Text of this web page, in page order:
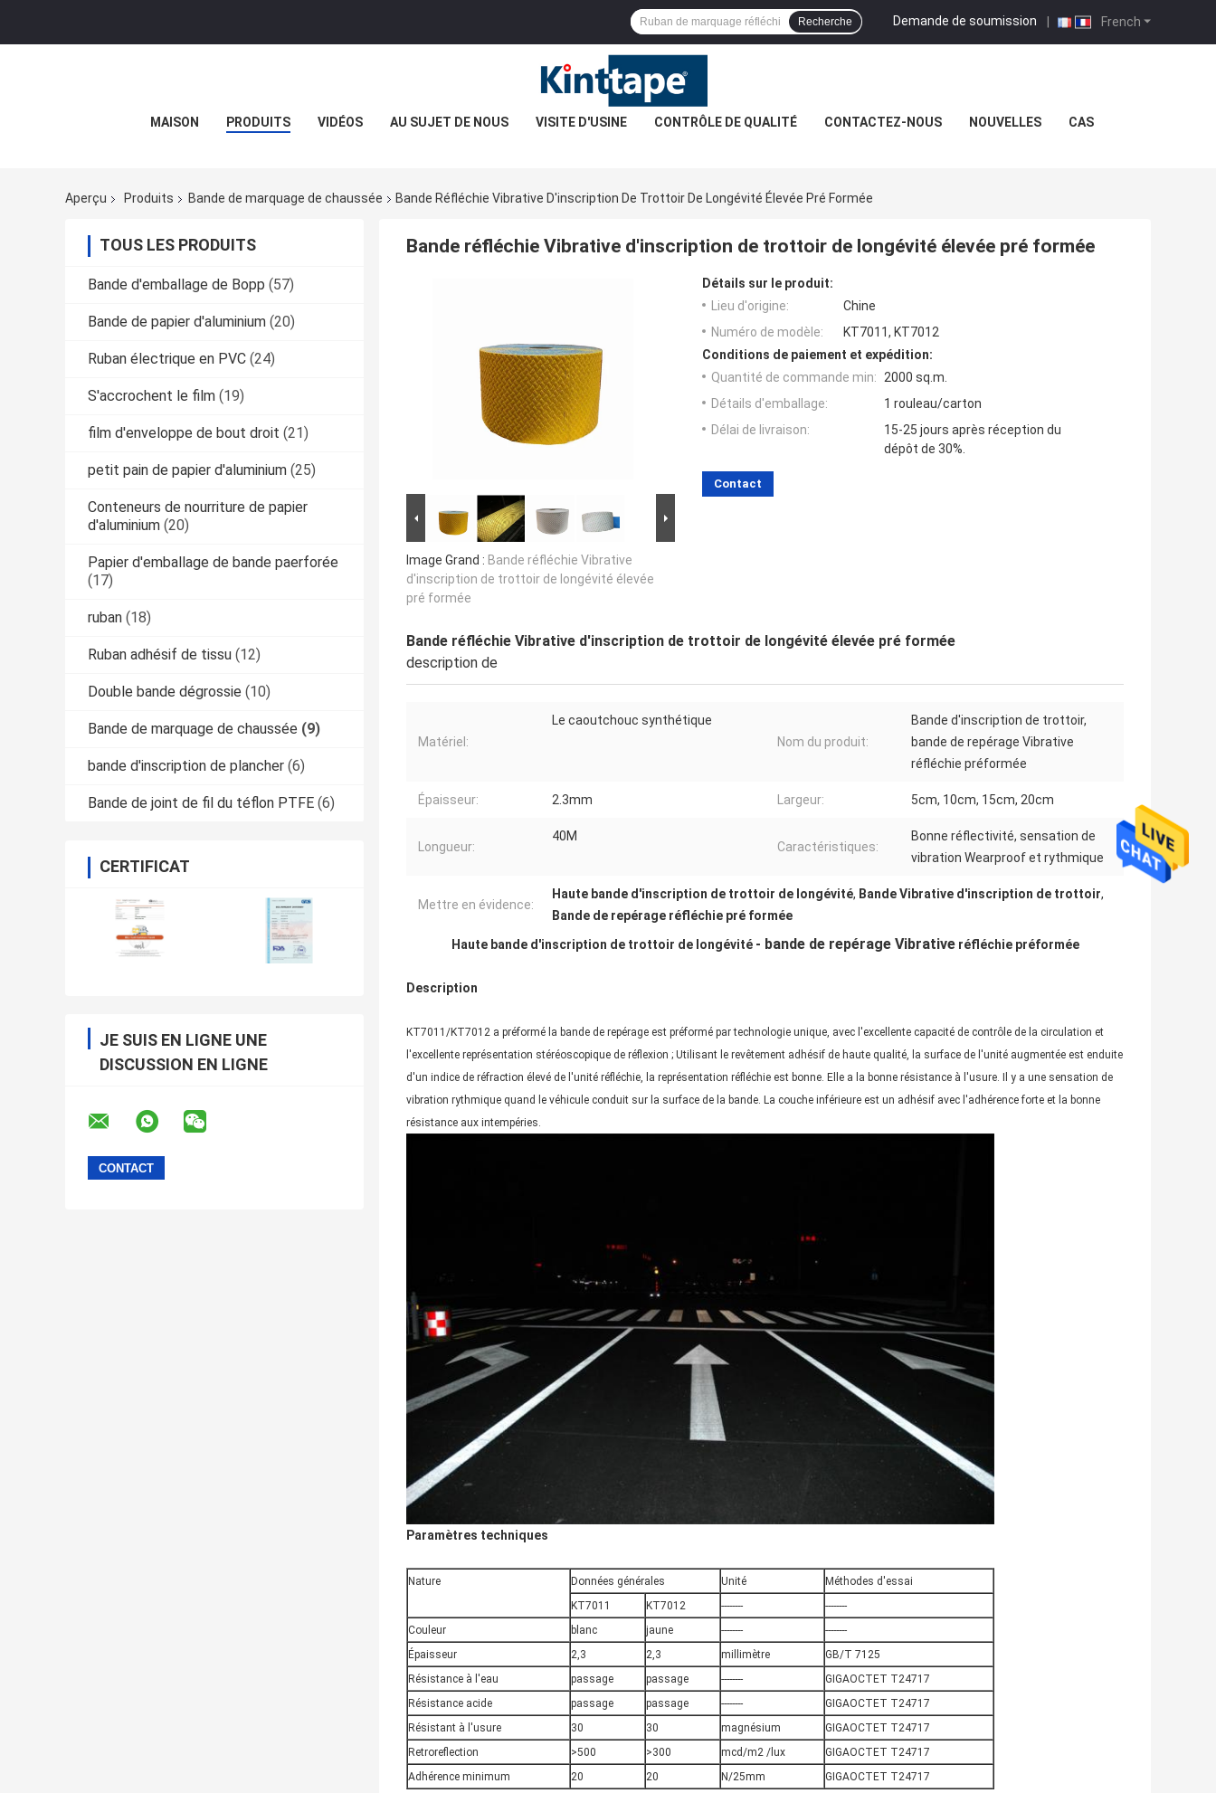
French
Demande de soumission |
Recherche
MAISON PRODUITS VIDÉOS AU SUJET DE NOUS VISITE D'USINE CONTRÔLE DE QUALITÉ CONTACTEZ-NOUS NOUVELLES CAS
Aperçu Produits Bande de marquage de chaussée Bande Réfléchie Vibrative D'inscription De Trottoir De Longévité Élevée Pré Formée
TOUS LES PRODUITS
Bande d'emballage de Bopp (57)
Bande de papier d'aluminium (20)
Ruban électrique en PVC (24)
S'accrochent le film (19)
film d'enveloppe de bout droit (21)
petit pain de papier d'aluminium (25)
Conteneurs de nourriture de papier
d'aluminium (20)
Papier d'emballage de bande paerforée
(17)
ruban (18)
Ruban adhésif de tissu (12)
Double bande dégrossie (10)
Bande de marquage de chaussée (9)
bande d'inscription de plancher (6)
Bande de joint de fil du téflon PTFE (6)
CERTIFICAT
JE SUIS EN LIGNE UNE
DISCUSSION EN LIGNE
Bande réfléchie Vibrative d'inscription de trottoir de longévité élevée pré formée
Image Grand : Bande réfléchie Vibrative
d'inscription de trottoir de longévité élevée
pré formée
Détails sur le produit:
Lieu d'origine:
Chine
Numéro de modèle:
KT7011, KT7012
Conditions de paiement et expédition:
Quantité de commande min: 2000 sq.m.
Détails d'emballage:
1 rouleau/carton
Délai de livraison:
15-25 jours après réception du
dépôt de 30%.
Contact
Bande réfléchie Vibrative d'inscription de trottoir de longévité élevée pré formée
description de
Matériel:
Le caoutchouc synthétique
Nom du produit:
Bande d'inscription de trottoir,
bande de repérage Vibrative
réfléchie préformée
Épaisseur: 2.3mm Largeur: 5cm, 10cm, 15cm, 20cm
Longueur:
40M
Caractéristiques:
Bonne réflectivité, sensation de
vibration Wearproof et rythmique
Mettre en évidence:
Haute bande d'inscription de trottoir de longévité, Bande Vibrative d'inscription de trottoir,
Bande de repérage réfléchie pré formée
Haute bande d'inscription de trottoir de longévité - bande de repérage Vibrativeréfléchie préformée
Description
KT7011/KT7012 a préformé la bande de repérage est préformé par technologie unique, avec l'excellente capacité de contrôle de la circulation et
l'excellente représentation stéréoscopique de réflexion ; Utilisant le revêtement adhésif de haute qualité, la surface de l'unité augmentée est enduite
d'un indice de réfraction élevé de l'unité réfléchie, la représentation réfléchie est bonne. Elle a la bonne résistance à l'usure. Il y a une sensation de
vibration rythmique quand le véhicule conduit sur la surface de la bande. La couche inférieure est un adhésif avec l'adhérence forte et la bonne
résistance aux intempéries.
Paramètres techniques
Nature Données générales Unité
Méthodes d'essai
KT7011
KT7012 --------
--------
Couleur
blanc jaune --------
--------
Épaisseur
2,3 2,3 millimètre
GB/T 7125
Résistance à l'eau
passage passage --------
GIGAOCTET T24717
Résistance acide
passage passage --------
GIGAOCTET T24717
Résistant à l'usure
30 30 magnésium
GIGAOCTET T24717
Retroreflection
>500 >300 mcd/m2 /lux
GIGAOCTET T24717
Adhérence minimum
20 20 N/25mm GIGAOCTET T24717